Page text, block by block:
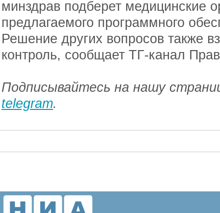
минздрав подберет медицинские
предлагаемого программного
Решение других вопросов также
контроль, сообщает ТГ-канал
Подписывайтесь на нашу
telegram.